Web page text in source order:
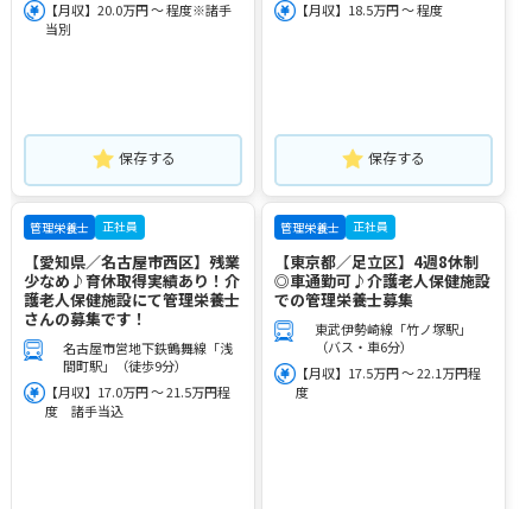
【月収】20.0万円 ～ 程度※諸手
当別
保存する
【月収】18.5万円 ～ 程度
保存する
管理栄養士 正社員
【愛知県／名古屋市西区】残業
少なめ♪育休取得実績あり！介
護老人保健施設にて管理栄養士
さんの募集です！
名古屋市営地下鉄鶴舞線「浅
間町駅」（徒歩9分）
【月収】17.0万円 ～ 21.5万円程
度 諸手当込
管理栄養士 正社員
【東京都／足立区】4週8休制
◎車通勤可♪介護老人保健施設
での管理栄養士募集
東武伊勢崎線「竹ノ塚駅」
（バス・車6分）
【月収】17.5万円 ～ 22.1万円程
度